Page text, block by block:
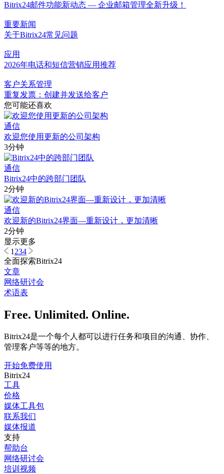
Bitrix24邮件功能新动态 — 企业邮箱管理全新升级！
重要新闻
关于Bitrix24常见问题
应用
2026年电话和短信营销应用推荐
客户关系管理
重复发票：创建并发送给客户
您可能还喜欢
通信
欢迎您使用更新的公司架构
3分钟
通信
Bitrix24中的跨部门团队
2分钟
通信
欢迎新的Bitrix24界面—重新设计，更加清晰
2分钟
显示更多
1234
全面探索Bitrix24
文章
网络研讨会
术语表
Free. Unlimited. Online.
Bitrix24是一个每个人都可以进行任务和项目的沟通、协作、
管理客户等等的地方。
开始免费使用
Bitrix24
工具
价格
媒体工具包
联系我们
媒体报道
支持
帮助台
网络研讨会
培训视频